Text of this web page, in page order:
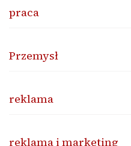
praca
Przemysł
reklama
reklama i marketing